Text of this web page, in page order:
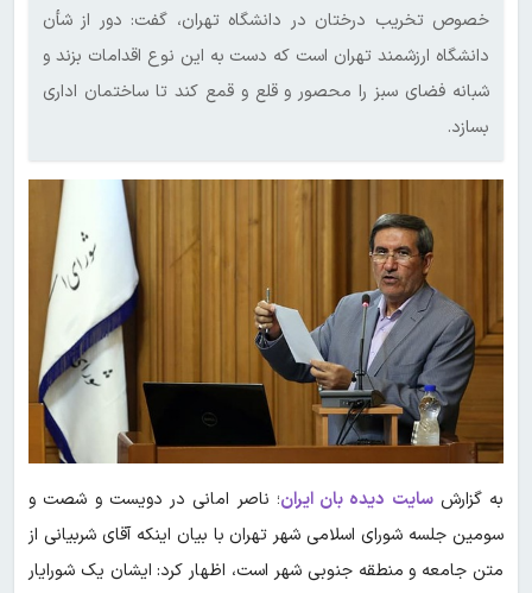
خصوص تخریب درختان در دانشگاه تهران، گفت: دور از شأن
دانشگاه ارزشمند تهران است که دست به این نوع اقدامات بزند و
شبانه فضای سبز را محصور و قلع و قمع کند تا ساختمان اداری
بسازد.
به گزارشسایت دیده بان ایران؛ ناصر امانی در دویست و شصت و
سومین جلسه شورای اسلامی شهر تهران با بیان اینکه آقای شربیانی از
متن جامعه و منطقه جنوبی شهر است، اظهار کرد: ایشان یک شورایار